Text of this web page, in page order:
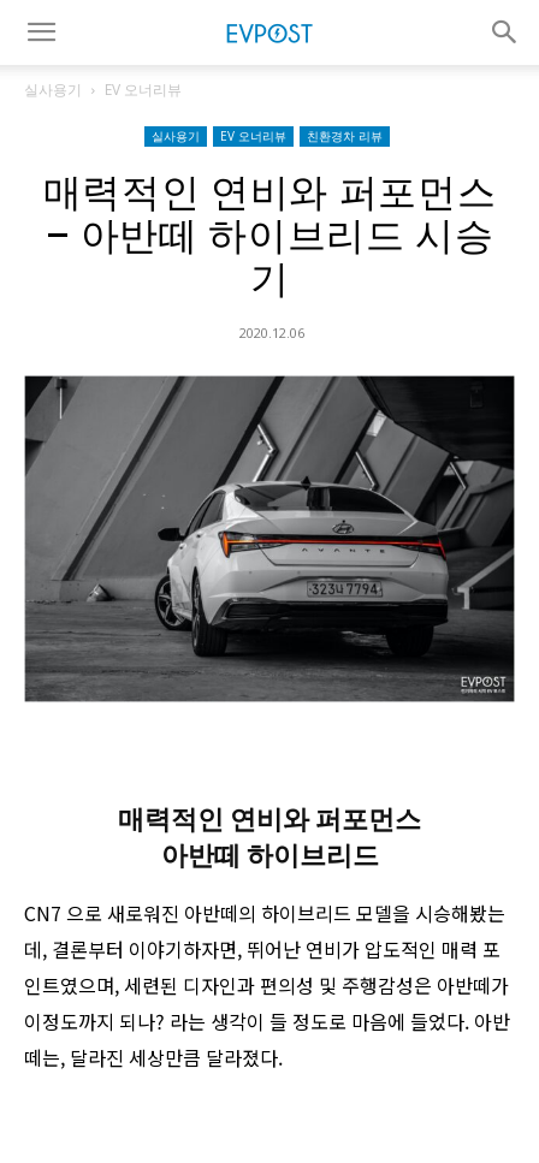
실사용기 EV 오너리뷰
실사용기 EV 오너리뷰 친환경차 리뷰
매력적인 연비와 퍼포먼스
– 아반떼 하이브리드 시승
기
2020.12.06
매력적인 연비와 퍼포먼스
아반떼 하이브리드
CN7 으로 새로워진 아반떼의 하이브리드 모델을 시승해봤는
데, 결론부터 이야기하자면, 뛰어난 연비가 압도적인 매력 포
인트였으며, 세련된 디자인과 편의성 및 주행감성은 아반떼가
이정도까지 되나? 라는 생각이 들 정도로 마음에 들었다. 아반
떼는, 달라진 세상만큼 달라졌다.